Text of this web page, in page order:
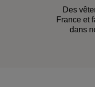
Des
France et
dans